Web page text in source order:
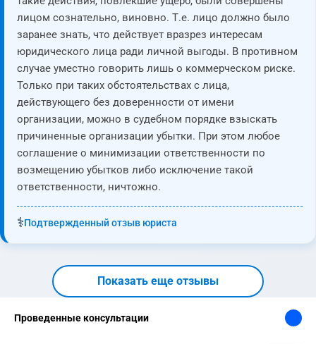
лицом сознательно, виновно. Т.е. лицо должно было
заранее знать, что действует вразрез интересам
юридического лица ради личной выгоды. В противном
случае уместно говорить лишь о коммерческом риске.
Только при таких обстоятельствах с лица,
действующего без доверенности от имени
организации, можно в судебном порядке взыскать
причиненные организации убытки. При этом любое
соглашение о минимизации ответственности по
возмещению убытков либо исключение такой
ответственности, ничтожно.
⚕️Подтвержденный отзыв юриста
Показать еще отзывы
Проведенные консультации